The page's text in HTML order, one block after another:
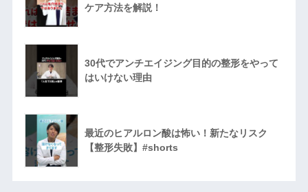
ケア方法を解説！
30代でアンチエイジング目的の整形をやって
はいけない理由
最近のヒアルロン酸は怖い！新たなリスク
【整形失敗】#shorts